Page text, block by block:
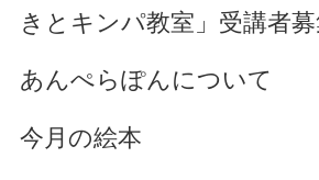
きとキンパ教室」受講者
あんぺらぽんについて
今月の絵本